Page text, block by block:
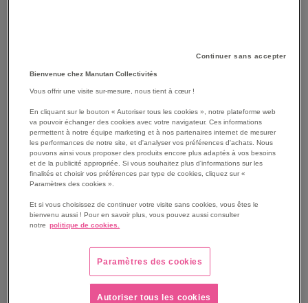
Grille Liste
1produit(s)
Continuer sans accepter
Bienvenue chez Manutan Collectivités
Vous offrir une visite sur-mesure, nous tient à cœur !
En cliquant sur le bouton « Autoriser tous les cookies », notre plateforme web
va pouvoir échanger des cookies avec votre navigateur. Ces informations
permettent à notre équipe marketing et à nos partenaires internet de mesurer
les performances de notre site, et d'analyser vos préférences d'achats. Nous
pouvons ainsi vous proposer des produits encore plus adaptés à vos besoins
et de la publicité appropriée. Si vous souhaitez plus d'informations sur les
finalités et choisir vos préférences par type de cookies, cliquez sur «
Paramètres des cookies ».
Et si vous choisissez de continuer votre visite sans cookies, vous êtes le
bienvenu aussi ! Pour en savoir plus, vous pouvez aussi consulter
notre politique de cookies.
Paramètres des cookies
Autoriser tous les cookies